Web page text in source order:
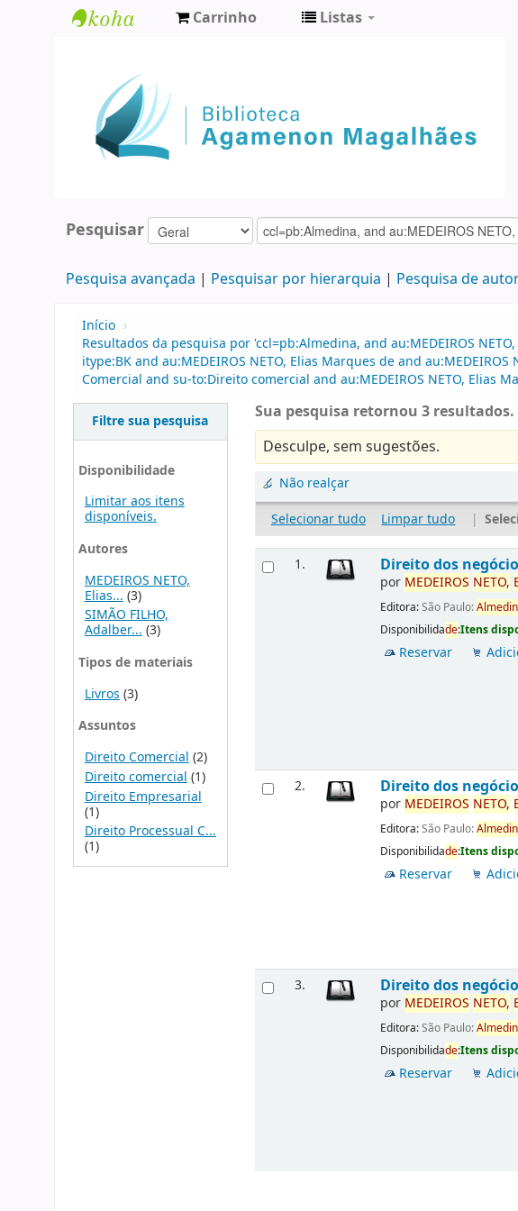
Agamenon
Magalhães
Carrinho Listas
Pesquisar
Pesquisa avançada Pesquisar por hierarquia Pesquisa de
Início ›
Resultados da pesquisa por 'ccl=pb:Almedina, and au:MEDEIROS
itype:BK and au:MEDEIROS NETO, Elias Marques de and
Comercial and su-to:Direito comercial and au:MEDEIROS NETO, Elias
Filtre sua pesquisa
Disponibilidade
Limitar aos itens
disponíveis.
Autores
MEDEIROS NETO,
Elias... (3)
SIMÃO FILHO,
Adalber...(3)
Tipos de materiais
Livros (3)
Assuntos
Direito Comercial (2)
Direito comercial (1)
Direito Empresarial
(1)
Direito Processual C...
(1)
Sua pesquisa retornou 3 resultados.
Desculpe, sem sugestões.
Não realçar
Selecionar tudo
Limpar tudo |
1. Direito dos
por MEDEIROS NETO,
Editora:São Paulo:
Disponibilidade:Itens
Reservar
2. Direito dos
por MEDEIROS NETO,
Editora:São Paulo:
Disponibilidade:Itens
Reservar
3. Direito dos
por MEDEIROS NETO,
Editora:São Paulo:
Disponibilidade:Itens
Reservar